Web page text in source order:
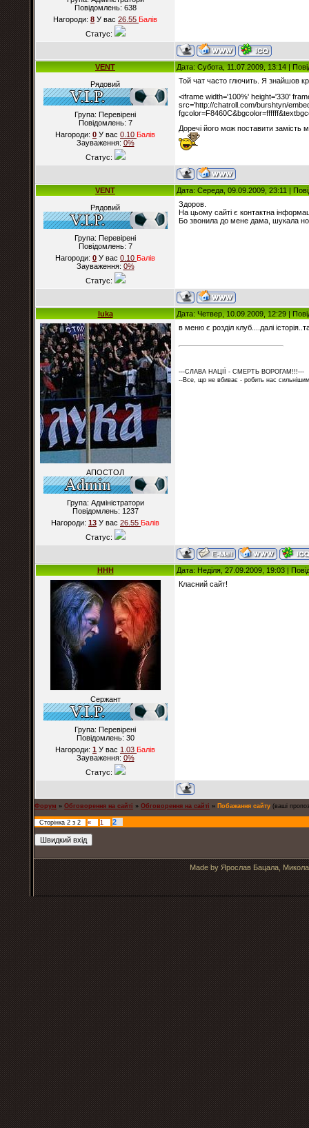
Повідомлень: 638
Нагороди: 8 У вас 26.55 Балiв
Статус:
VENT Дата: Субота, 11.07.2009, 13:14 |
Рядовий
Група: Перевірені
Повідомлень: 7
Нагороди: 0 У вас 0.10 Балiв
Зауваження: 0%
Статус:
Той чат часто глючить. Я знайшов
<iframe width='100%' height='330'
src='http://chatroll.com/burshtyn/
Доречі його мож поставити замість
VENT Дата: Середа, 09.09.2009, 23:11 |
Рядовий
Група: Перевірені
Повідомлень: 7
Нагороди: 0 У вас 0.10 Балiв
Зауваження: 0%
Статус:
Здоров.
На цьому сайті є контактна
Бо звонила до мене дама, шукала
luka Дата: Четвер, 10.09.2009, 12:29 |
АПОСТОЛ
Група: Адміністратори
Повідомлень: 1237
Нагороди: 13 У вас 26.55 Балiв
Статус:
в меню є розділ клуб....далі
---СЛАВА НАЦІЇ - СМЕРТЬ ВОРОГАМ!!!---
--Все, що не вбиває - робить нас
HHH Дата: Неділя, 27.09.2009, 19:03 |
Сержант
Група: Перевірені
Повідомлень: 30
Нагороди: 1 У вас 1.03 Балiв
Зауваження: 0%
Статус:
Класний сайт!
Форум » Обговорення на сайті » Обговорення на сайті » Побажання сайту (ваші
Сторінка 2 з 2 « 1 2
Made by Ярослав Бацала,